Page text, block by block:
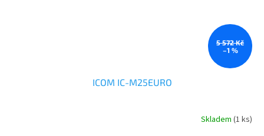
5 572 Kč
–1 %
ICOM IC-M25EURO
Skladem (1 ks)